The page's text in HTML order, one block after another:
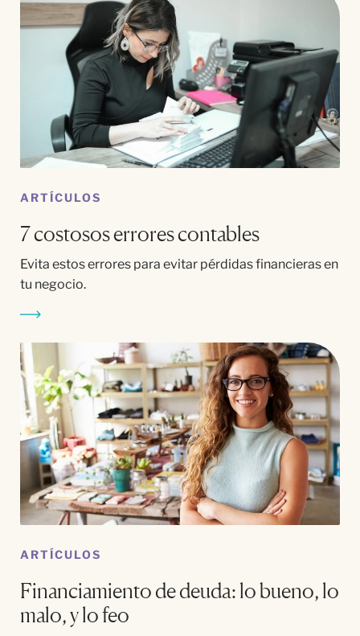
ARTÍCULOS
7 costosos errores contables
Evita estos errores para evitar pérdidas financieras en
tu negocio.
ARTÍCULOS
Financiamiento de deuda: lo bueno, lo
malo, y lo feo